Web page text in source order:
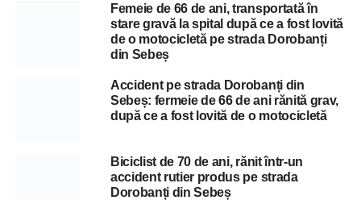
Femeie de 66 de ani, transportată în
stare gravă la spital după ce a fost lovită
de o motocicletă pe strada Dorobanți
din Sebeș
Accident pe strada Dorobanți din
Sebeș: fermeie de 66 de ani rănită grav,
după ce a fost lovită de o motocicletă
Biciclist de 70 de ani, rănit într-un
accident rutier produs pe strada
Dorobanți din Sebeș